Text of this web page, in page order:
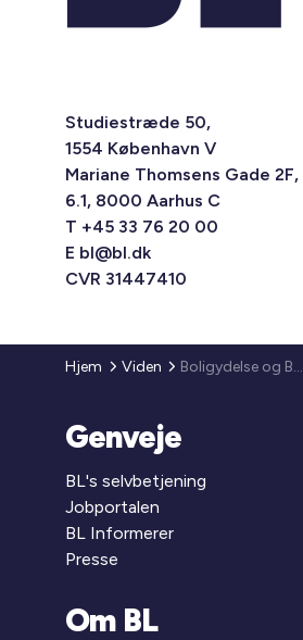
Studiestræde 50,
1554 København V
Mariane Thomsens Gade 2F,
6.1, 8000 Aarhus C
T +45 33 76 20 00
E bl@bl.dk
CVR 31447410
Hjem Viden Boligydelse og Boligsikring 2010 - Lån til indskud 2010
Genveje
BL's selvbetjening
Jobportalen
BL Informerer
Presse
Om BL